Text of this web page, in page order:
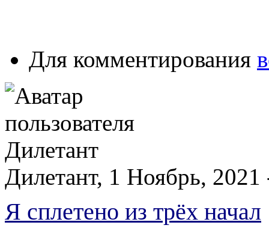
Для комментирования
Дилетант, 1 Ноябрь,
Я сплетено из трёх начал